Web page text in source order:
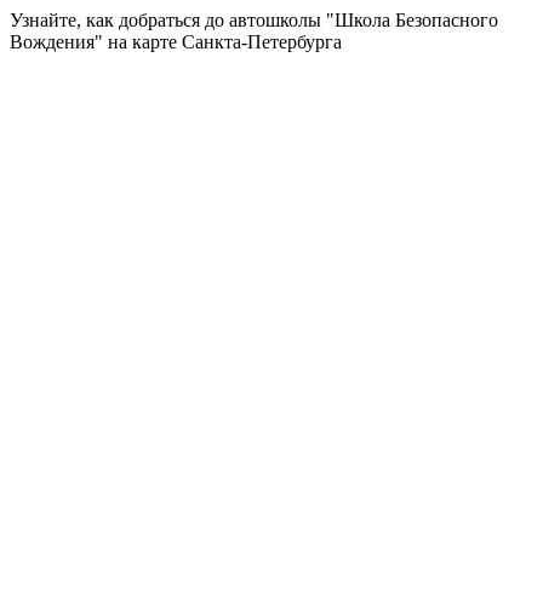
Узнайте, как добраться до автошколы "Школа Безопасного
Вождения" на карте Санкта-Петербурга